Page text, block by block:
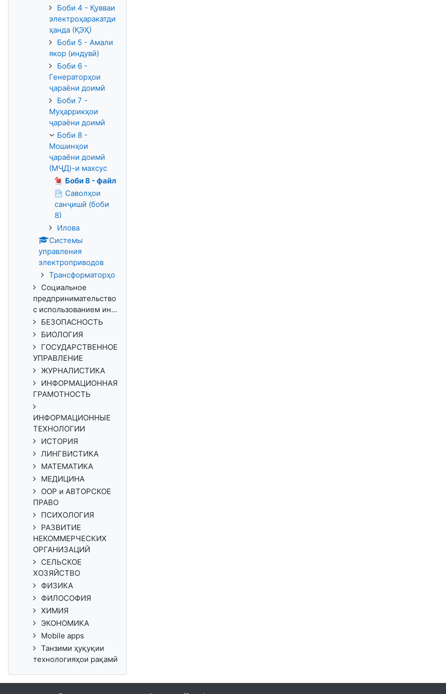
Боби 4 - Қувваи
электроҳаракатди
ҳанда (ҚЭҲ)
Боби 5 - Амали
якор (индувӣ)
Боби 6 -
Генераторҳои
ҷараёни доимӣ
Боби 7 -
Муҳаррикҳои
ҷараёни доимӣ
Боби 8 -
Мошинҳои
ҷараёни доимӣ
(МҶД)-и махсус
Боби 8 - файл
Саволҳои
санҷишӣ (боби
8)
Илова
Системы
управления
электроприводов
Трансформаторҳо
Социальное
предпринимательство
с использованием ин...
БЕЗОПАСНОСТЬ
БИОЛОГИЯ
ГОСУДАРСТВЕННОЕ
УПРАВЛЕНИЕ
ЖУРНАЛИСТИКА
ИНФОРМАЦИОННАЯ
ГРАМОТНОСТЬ
ИНФОРМАЦИОННЫЕ
ТЕХНОЛОГИИ
ИСТОРИЯ
ЛИНГВИСТИКА
МАТЕМАТИКА
МЕДИЦИНА
ООР и АВТОРСКОЕ
ПРАВО
ПСИХОЛОГИЯ
РАЗВИТИЕ
НЕКОММЕРЧЕСКИХ
ОРГАНИЗАЦИЙ
СЕЛЬСКОЕ
ХОЗЯЙСТВО
ФИЗИКА
ФИЛОСОФИЯ
ХИМИЯ
ЭКОНОМИКА
Mobile apps
Танзими ҳуқуқии
технологияҳои рақамӣ